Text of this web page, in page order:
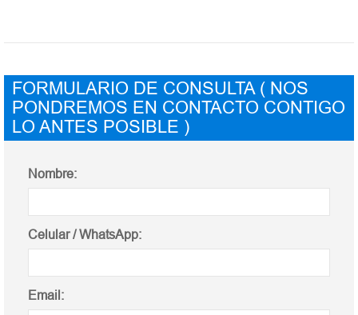
FORMULARIO DE CONSULTA ( NOS
PONDREMOS EN CONTACTO CONTIGO
LO ANTES POSIBLE )
Nombre:
Celular / WhatsApp:
Email: